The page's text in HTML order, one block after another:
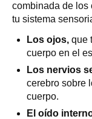
combinada de los
tu sistema
Los ojos, que
cuerpo en el
Los nervios
cerebro sobre
cuerpo.
El oído